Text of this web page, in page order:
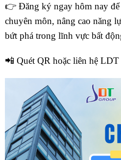
👉 Đăng ký ngay hôm nay để
chuyên môn, nâng cao năng
bứt phá trong lĩnh vực bất
📲 Quét QR hoặc liên hệ